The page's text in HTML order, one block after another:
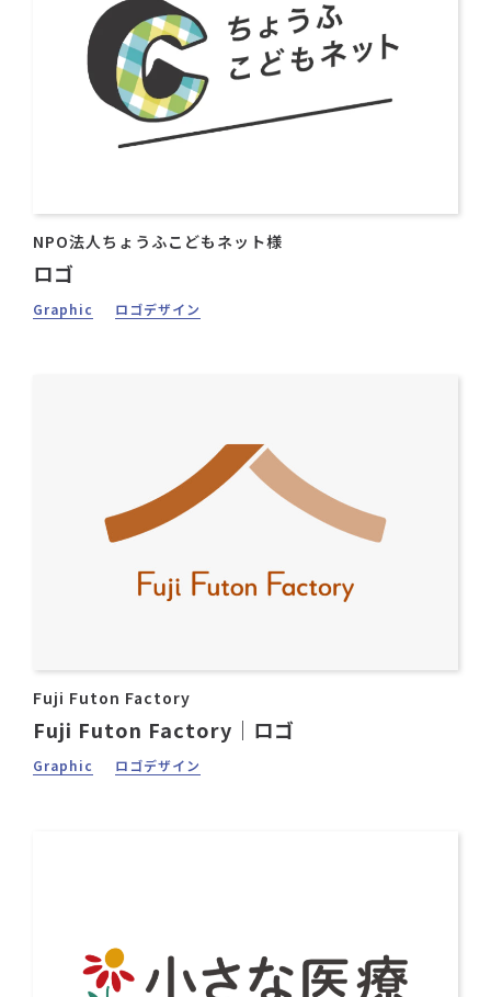
NPO法人ちょうふこどもネット様
ロゴ
Graphic ロゴデザイン
Fuji Futon Factory
Fuji Futon Factory｜ロゴ
Graphic ロゴデザイン